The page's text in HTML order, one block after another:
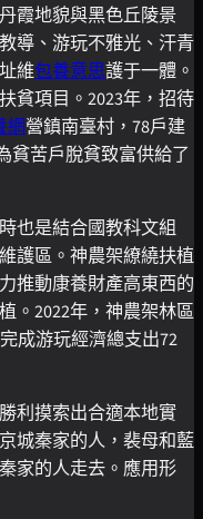
霞地貌與黑色丘陵景
導、游玩不雅光、汗青
維包養意思護于一體。
貧項目。2023年，招待
網營鎮南臺村，78戶建
貧苦戶脫貧致富供給了
也是結合國教科文組
護區。神農架繚繞扶植
推動康養財產高東西的
。2022年，神農架林區
成游玩經濟總支出72
利摸索出合適本地實
城秦家的人，裴母和藍
家的人走去。應用形